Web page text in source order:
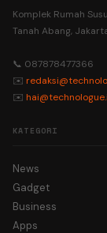
Komplek Rumah
Tanah Abang,
📞 087878477366
✉️
✉️
KATEGORI
News
Gadget
Business
Apps